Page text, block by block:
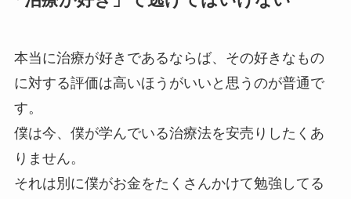
本当に治療が好きであるならば、その好きなもの
に対する評価は高いほうがいいと思うのが普通で
す。
僕は今、僕が学んでいる治療法を安売りしたくあ
りません。
それは別に僕がお金をたくさんかけて勉強してる